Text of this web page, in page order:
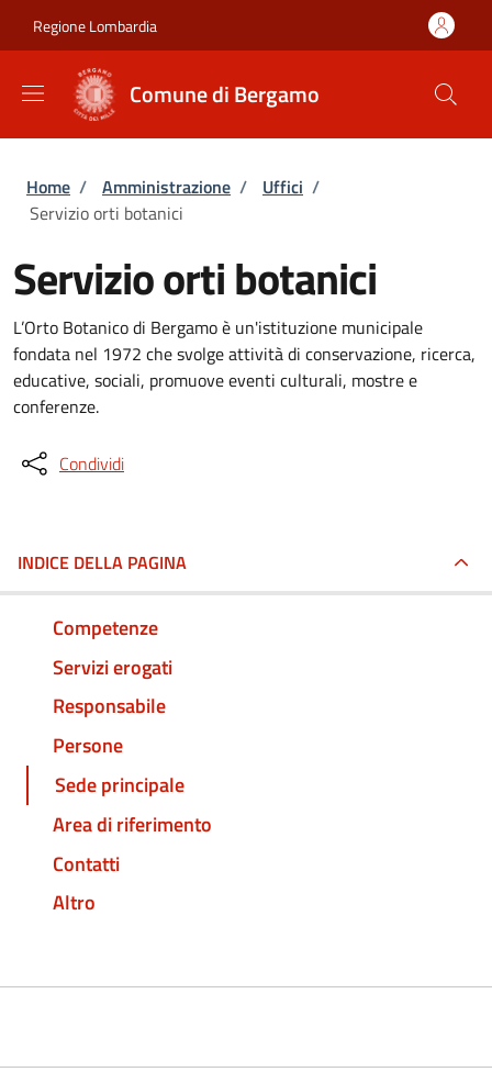
Regione Lombardia
Comune di Bergamo
Briciole di pane
Home / Amministrazione / Uffici /
Servizio orti botanici
Servizio orti botanici
L’Orto Botanico di Bergamo è un'istituzione municipale
fondata nel 1972 che svolge attività di conservazione, ricerca,
educative, sociali, promuove eventi culturali, mostre e
conferenze.
Condividi
INDICE DELLA PAGINA
Competenze
Servizi erogati
Responsabile
Persone
Sede principale
Area di riferimento
Contatti
Altro